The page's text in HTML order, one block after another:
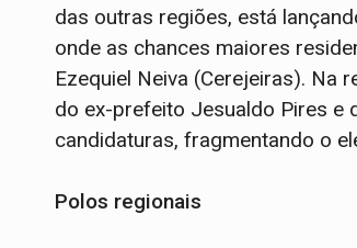
das outras regiões, está
onde as chances maiores
Ezequiel Neiva (Cerejeiras). Na
do ex-prefeito Jesualdo Pires e
candidaturas, fragmentando o
Polos regionais